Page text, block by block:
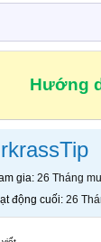
Hướng
gia 26 Tháng
động cuối 26